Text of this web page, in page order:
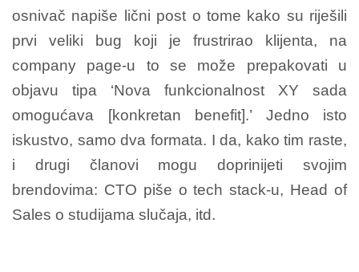
osnivač napiše lični post o tome kako su riješili
prvi veliki bug koji je frustrirao klijenta, na
company page-u to se može prepakovati u
objavu tipa ‘Nova funkcionalnost XY sada
omogućava [konkretan benefit].’ Jedno isto
iskustvo, samo dva formata. I da, kako tim raste,
i drugi članovi mogu doprinijeti svojim
brendovima: CTO piše o tech stack-u, Head of
Sales o studijama slučaja, itd.